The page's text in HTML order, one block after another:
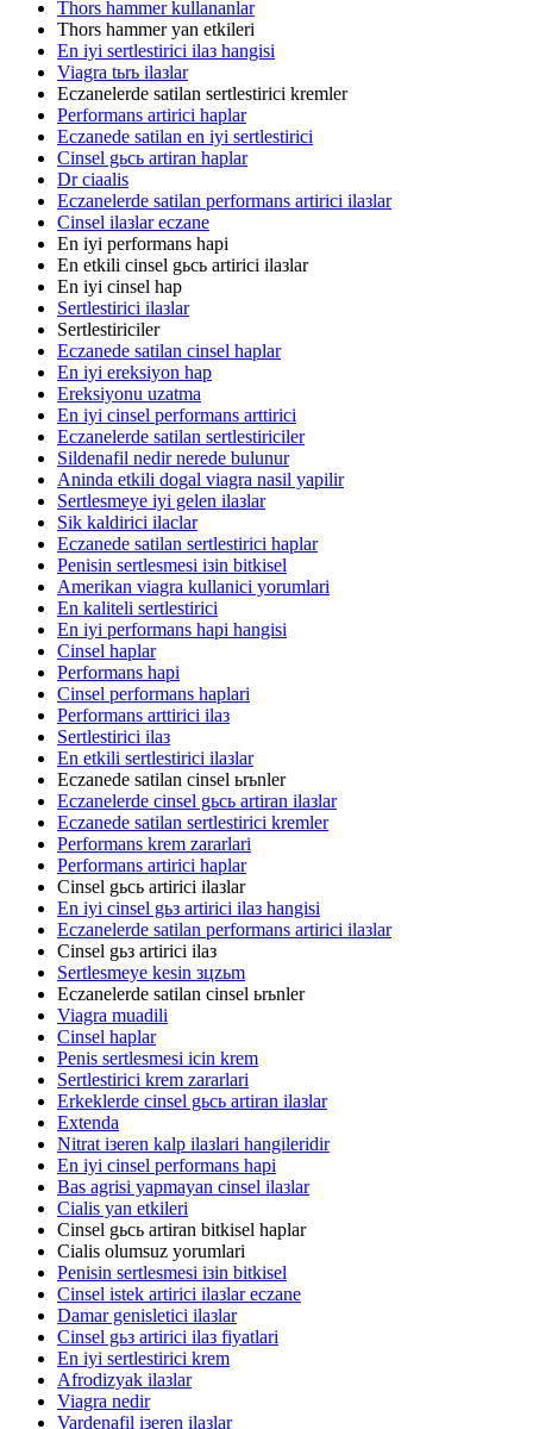
Thors hammer kullananlar
Thors hammer yan etkileri
En iyi sertlestirici ilaз hangisi
Viagra tьrь ilaзlar
Eczanelerde satilan sertlestirici kremler
Performans artirici haplar
Eczanede satilan en iyi sertlestirici
Cinsel gьcь artiran haplar
Dr ciaalis
Eczanelerde satilan performans artirici ilaзlar
Cinsel ilaзlar eczane
En iyi performans hapi
En etkili cinsel gьcь artirici ilaзlar
En iyi cinsel hap
Sertlestirici ilaзlar
Sertlestiriciler
Eczanede satilan cinsel haplar
En iyi ereksiyon hap
Ereksiyonu uzatma
En iyi cinsel performans arttirici
Eczanelerde satilan sertlestiriciler
Sildenafil nedir nerede bulunur
Aninda etkili dogal viagra nasil yapilir
Sertlesmeye iyi gelen ilaзlar
Sik kaldirici ilaclar
Eczanede satilan sertlestirici haplar
Penisin sertlesmesi iзin bitkisel
Amerikan viagra kullanici yorumlari
En kaliteli sertlestirici
En iyi performans hapi hangisi
Cinsel haplar
Performans hapi
Cinsel performans haplari
Performans arttirici ilaз
Sertlestirici ilaз
En etkili sertlestirici ilaзlar
Eczanede satilan cinsel ьrьnler
Eczanelerde cinsel gьcь artiran ilaзlar
Eczanede satilan sertlestirici kremler
Performans krem zararlari
Performans artirici haplar
Cinsel gьcь artirici ilaзlar
En iyi cinsel gьз artirici ilaз hangisi
Eczanelerde satilan performans artirici ilaзlar
Cinsel gьз artirici ilaз
Sertlesmeye kesin зцzьm
Eczanelerde satilan cinsel ьrьnler
Viagra muadili
Cinsel haplar
Penis sertlesmesi icin krem
Sertlestirici krem zararlari
Erkeklerde cinsel gьcь artiran ilaзlar
Extenda
Nitrat iзeren kalp ilaзlari hangileridir
En iyi cinsel performans hapi
Bas agrisi yapmayan cinsel ilaзlar
Cialis yan etkileri
Cinsel gьcь artiran bitkisel haplar
Cialis olumsuz yorumlari
Penisin sertlesmesi iзin bitkisel
Cinsel istek artirici ilaзlar eczane
Damar genisletici ilaзlar
Cinsel gьз artirici ilaз fiyatlari
En iyi sertlestirici krem
Afrodizyak ilaзlar
Viagra nedir
Vardenafil iзeren ilaзlar